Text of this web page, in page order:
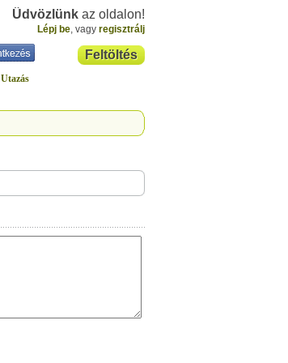
Üdvözlünk az oldalon!
Lépj be, vagy regisztrálj
Feltöltés
Utazás